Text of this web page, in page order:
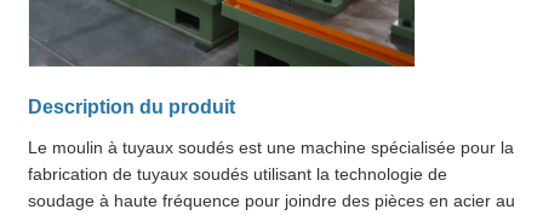
Description du produit
Le moulin à tuyaux soudés est une machine spécialisée pour la
fabrication de tuyaux soudés utilisant la technologie de
soudage à haute fréquence pour joindre des pièces en acier au